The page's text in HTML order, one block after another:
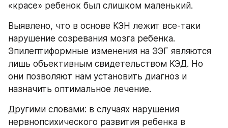
«красе» ребенок был слишком маленький.
Выявлено, что в основе КЭН лежит все-таки
нарушение созревания мозга ребенка.
Эпилептиформные изменения на ЭЭГ являются
лишь объективным свидетельством КЭД. Но
они позволяют нам установить диагноз и
назначить оптимальное лечение.
Другими словами: в случаях нарушения
нервнопсихического развития ребенка в